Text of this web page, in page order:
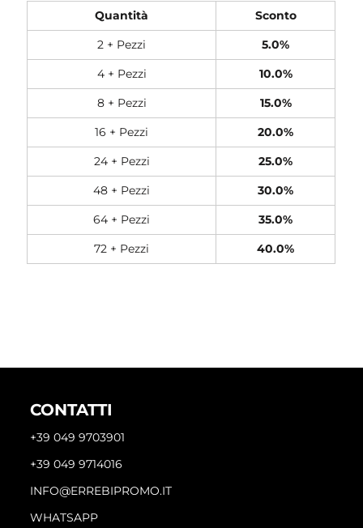
Quantità
Sconto
2 + Pezzi
5.0%
4 + Pezzi
10.0%
8 + Pezzi
15.0%
16 + Pezzi
20.0%
24 + Pezzi
25.0%
48 + Pezzi
30.0%
64 + Pezzi
35.0%
72 + Pezzi
40.0%
CONTATTI
+39 049 9703901
+39 049 9714016
INFO@ERREBIPROMO.IT
WHATSAPP